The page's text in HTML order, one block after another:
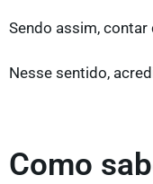
Sendo assim,
Nesse sentido,
Como